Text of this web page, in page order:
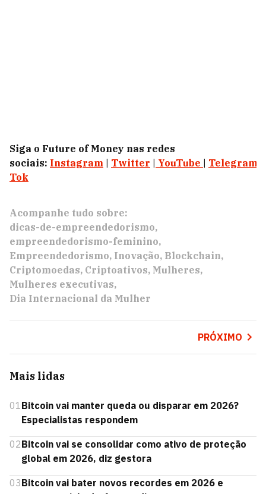
Siga o Future of Money nas redes
sociais: Instagram Twitter YouTube Telegram
Tok
Acompanhe tudo sobre:
dicas-de-empreendedorismo
empreendedorismo-feminino
Empreendedorismo Inovação Blockchain
Criptomoedas Criptoativos Mulheres
Mulheres executivas
Dia Internacional da Mulher
PRÓXIMO
Mais lidas
01Bitcoin vai manter queda ou disparar em 2026?
Especialistas respondem
02Bitcoin vai se consolidar como ativo de proteção
global em 2026, diz gestora
03Bitcoin vai bater novos recordes em 2026 e